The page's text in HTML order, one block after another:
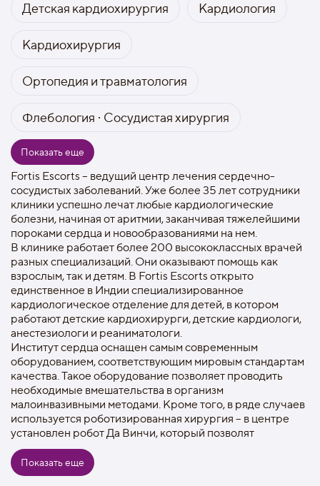
Детская кардиохирургия Кардиология
Кардиохирургия
Ортопедия и травматология
Флебология · Сосудистая хирургия
Показать еще
Fortis Escorts – ведущий центр лечения сердечно-
сосудистых заболеваний. Уже более 35 лет сотрудники
клиники успешно лечат любые кардиологические
болезни, начиная от аритмии, заканчивая тяжелейшими
пороками сердца и новообразованиями на нем.
В клинике работает более 200 высококлассных врачей
разных специализаций. Они оказывают помощь как
взрослым, так и детям. В Fortis Escorts открыто
единственное в Индии специализированное
кардиологическое отделение для детей, в котором
работают детские кардиохирурги, детские кардиологи,
анестезиологи и реаниматологи.
Институт сердца оснащен самым современным
оборудованием, соответствующим мировым стандартам
качества. Такое оборудование позволяет проводить
необходимые вмешательства в организм
малоинвазивными методами. Кроме того, в ряде случаев
используется роботизированная хирургия – в центре
установлен робот Да Винчи, который позволят
проводить сложные кардиохирургические операции с
90% вероятностью успеха.
Помимо отделений взрослой и детской кардиологии в
Показать еще